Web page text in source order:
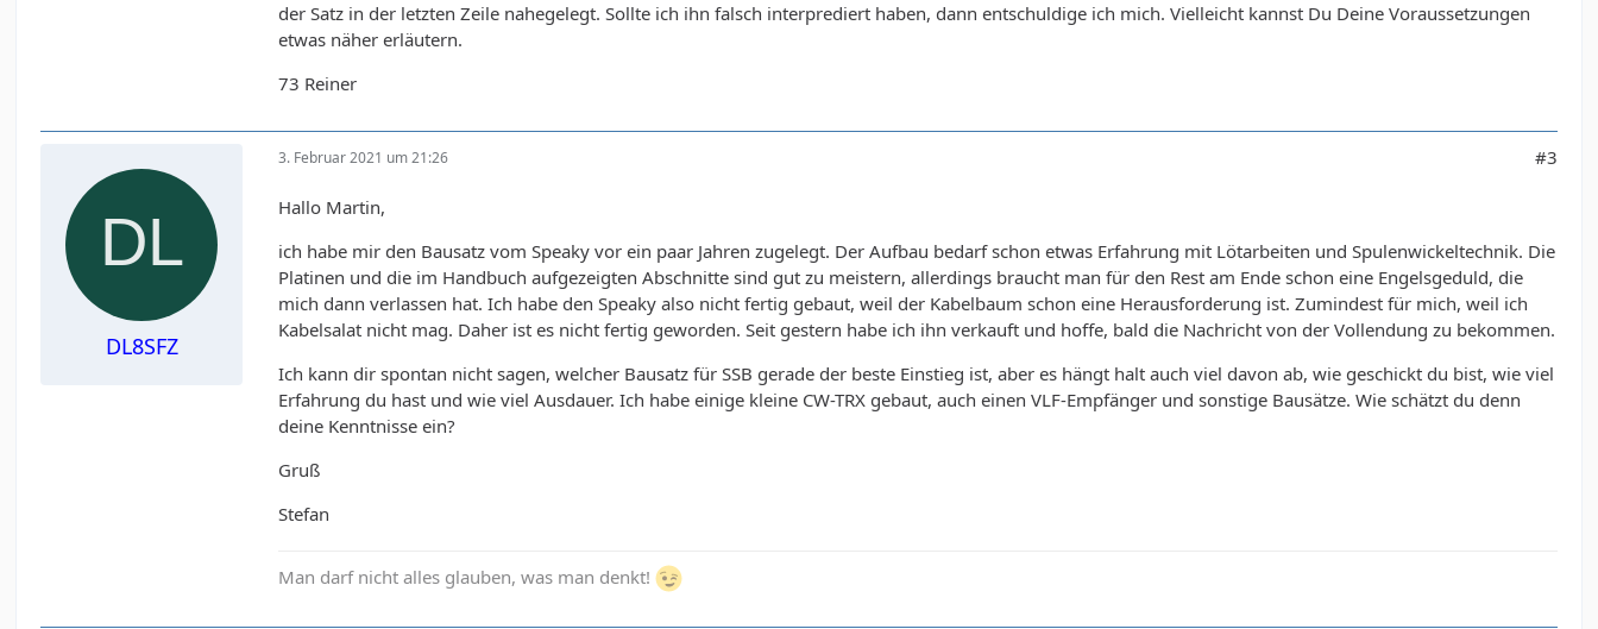
der Satz in der letzten Zeile nahegelegt. Sollte ich ihn falsch interprediert haben, dann entschuldige ich mich. Vielleicht kannst Du Deine Voraussetzungen
etwas näher erläutern.
73 Reiner
DL8SFZ
3. Februar 2021 um 21:26 #3
Hallo Martin,
ich habe mir den Bausatz vom Speaky vor ein paar Jahren zugelegt. Der Aufbau bedarf schon etwas Erfahrung mit Lötarbeiten und Spulenwickeltechnik. Die
Platinen und die im Handbuch aufgezeigten Abschnitte sind gut zu meistern, allerdings braucht man für den Rest am Ende schon eine Engelsgeduld, die
mich dann verlassen hat. Ich habe den Speaky also nicht fertig gebaut, weil der Kabelbaum schon eine Herausforderung ist. Zumindest für mich, weil ich
Kabelsalat nicht mag. Daher ist es nicht fertig geworden. Seit gestern habe ich ihn verkauft und hoffe, bald die Nachricht von der Vollendung zu bekommen.
Ich kann dir spontan nicht sagen, welcher Bausatz für SSB gerade der beste Einstieg ist, aber es hängt halt auch viel davon ab, wie geschickt du bist, wie viel
Erfahrung du hast und wie viel Ausdauer. Ich habe einige kleine CW-TRX gebaut, auch einen VLF-Empfänger und sonstige Bausätze. Wie schätzt du denn
deine Kenntnisse ein?
Gruß
Stefan
Man darf nicht alles glauben, was man denkt!